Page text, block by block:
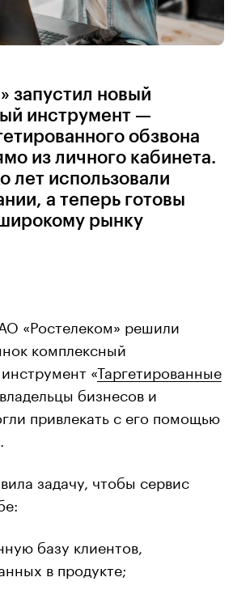
запустил новый
инструмент —
обзвона
из личного кабинета.
лет использовали
а теперь готовы
рынку
«Ростелеком» решили
комплексный
«Таргетированные
бизнесов и
привлекать с его помощью
задачу, чтобы сервис
базу клиентов,
в продукте;